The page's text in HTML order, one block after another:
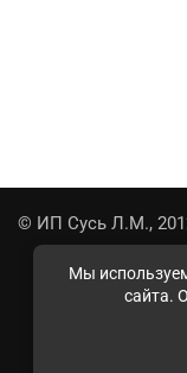
Мы
сайта.
© ИП Сусь Л.М.,